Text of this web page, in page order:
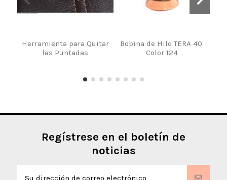
Herramienta para Quitar
las Puntadas
Bobina de Hilo TERA 40.
Color 124
Regístrese en el boletín de
noticias